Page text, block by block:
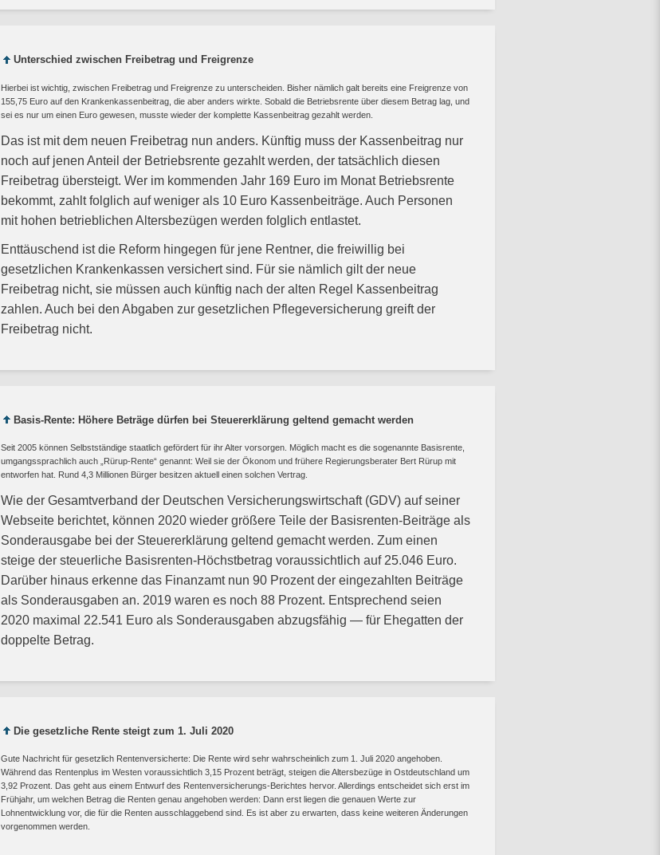
Unterschied zwischen Freibetrag und Freigrenze
Hierbei ist wichtig, zwischen Freibetrag und Freigrenze zu unterscheiden. Bisher nämlich galt bereits eine Freigrenze von
155,75 Euro auf den Krankenkassenbeitrag, die aber anders wirkte. Sobald die Betriebsrente über diesem Betrag lag, und
sei es nur um einen Euro gewesen, musste wieder der komplette Kassenbeitrag gezahlt werden.
Das ist mit dem neuen Freibetrag nun anders. Künftig muss der Kassenbeitrag nur
noch auf jenen Anteil der Betriebsrente gezahlt werden, der tatsächlich diesen
Freibetrag übersteigt. Wer im kommenden Jahr 169 Euro im Monat Betriebsrente
bekommt, zahlt folglich auf weniger als 10 Euro Kassenbeiträge. Auch Personen
mit hohen betrieblichen Altersbezügen werden folglich entlastet.
Enttäuschend ist die Reform hingegen für jene Rentner, die freiwillig bei
gesetzlichen Krankenkassen versichert sind. Für sie nämlich gilt der neue
Freibetrag nicht, sie müssen auch künftig nach der alten Regel Kassenbeitrag
zahlen. Auch bei den Abgaben zur gesetzlichen Pflegeversicherung greift der
Freibetrag nicht.
Basis-Rente: Höhere Beträge dürfen bei Steuererklärung geltend gemacht werden
Seit 2005 können Selbstständige staatlich gefördert für ihr Alter vorsorgen. Möglich macht es die sogenannte Basisrente,
umgangssprachlich auch „Rürup-Rente“ genannt: Weil sie der Ökonom und frühere Regierungsberater Bert Rürup mit
entworfen hat. Rund 4,3 Millionen Bürger besitzen aktuell einen solchen Vertrag.
Wie der Gesamtverband der Deutschen Versicherungswirtschaft (GDV) auf seiner
Webseite berichtet, können 2020 wieder größere Teile der Basisrenten-Beiträge als
Sonderausgabe bei der Steuererklärung geltend gemacht werden. Zum einen
steige der steuerliche Basisrenten-Höchstbetrag voraussichtlich auf 25.046 Euro.
Darüber hinaus erkenne das Finanzamt nun 90 Prozent der eingezahlten Beiträge
als Sonderausgaben an. 2019 waren es noch 88 Prozent. Entsprechend seien
2020 maximal 22.541 Euro als Sonderausgaben abzugsfähig — für Ehegatten der
doppelte Betrag.
Die gesetzliche Rente steigt zum 1. Juli 2020
Gute Nachricht für gesetzlich Rentenversicherte: Die Rente wird sehr wahrscheinlich zum 1. Juli 2020 angehoben.
Während das Rentenplus im Westen voraussichtlich 3,15 Prozent beträgt, steigen die Altersbezüge in Ostdeutschland um
3,92 Prozent. Das geht aus einem Entwurf des Rentenversicherungs-Berichtes hervor. Allerdings entscheidet sich erst im
Frühjahr, um welchen Betrag die Renten genau angehoben werden: Dann erst liegen die genauen Werte zur
Lohnentwicklung vor, die für die Renten ausschlaggebend sind. Es ist aber zu erwarten, dass keine weiteren Änderungen
vorgenommen werden.